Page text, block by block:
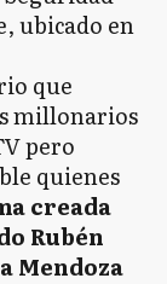
ubicado en
que
millonarios
pero
quienes
creada
Rubén
Mendoza